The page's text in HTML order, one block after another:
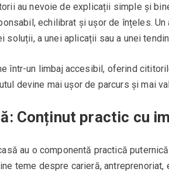
au nevoie de explicații simple și
echilibrat și ușor de înțeles.
soluții, a unei aplicații sau a unei
într-un limbaj accesibil, oferind
devine mai ușor de parcurs și mai
Conținut practic cu
au o componentă practică
teme despre carieră, antreprenoriat,